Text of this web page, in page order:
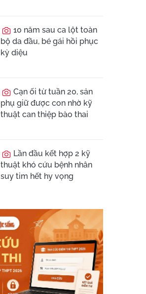
10 năm sau ca lột toàn
bộ da đầu, bé gái hồi phục
kỳ diệu
Cạn ối từ tuần 20, sản
phụ giữ được con nhờ kỹ
thuật can thiệp bào thai
Lần đầu kết hợp 2 kỹ
thuật khó cứu bệnh nhân
suy tim hết hy vọng